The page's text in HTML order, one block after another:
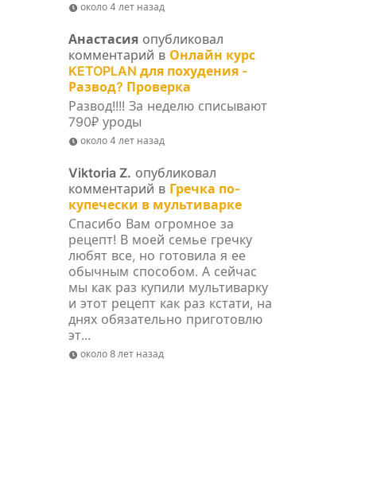
около 4 лет назад
Анастасия опубликовал
комментарий в Онлайн курс
KETOPLAN для похудения -
Развод? Проверка
Развод!!!! За неделю списывают
790₽ уроды
около 4 лет назад
Viktoria Z. опубликовал
комментарий в Гречка по-
купечески в мультиварке
Спасибо Вам огромное за
рецепт! В моей семье гречку
любят все, но готовила я ее
обычным способом. А сейчас
мы как раз купили мультиварку
и этот рецепт как раз кстати, на
днях обязательно приготовлю
эт...
около 8 лет назад